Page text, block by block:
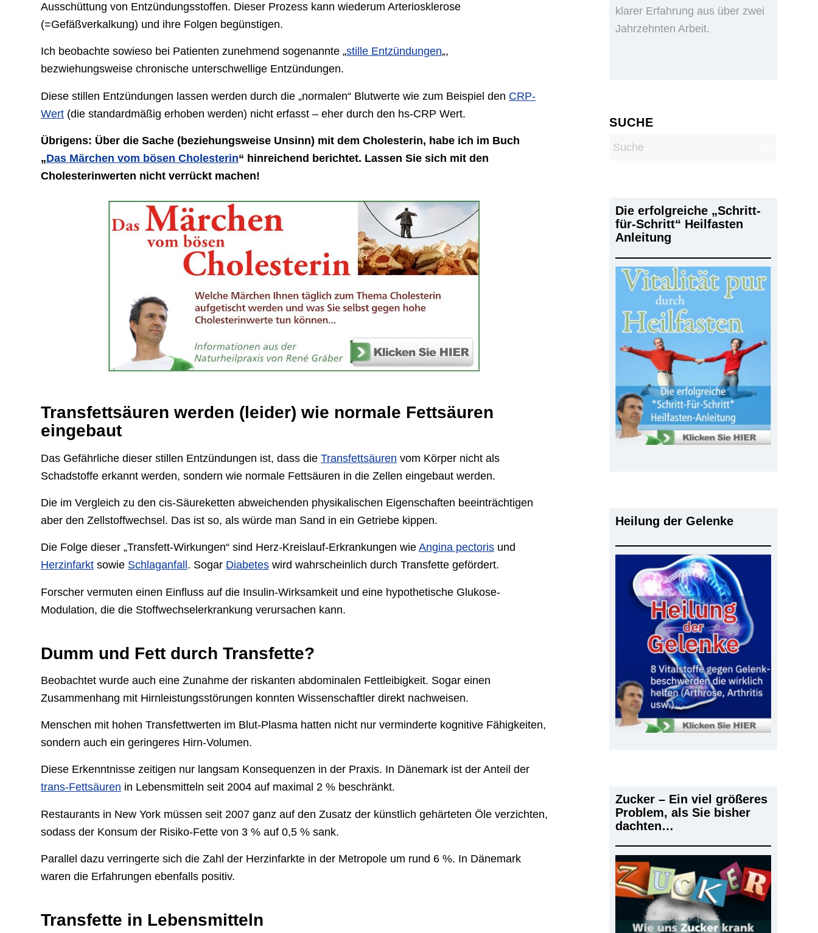
Ausschüttung von Entzündungsstoffen. Dieser Prozess kann wiederum Arteriosklerose
(=Gefäßverkalkung) und ihre Folgen begünstigen.
Ich beobachte sowieso bei Patienten zunehmend sogenannte „stille Entzündungen„,
bezwiehungsweise chronische unterschwellige Entzündungen.
Diese stillen Entzündungen lassen werden durch die „normalen“ Blutwerte wie zum Beispiel den CRP-
Wert (die standardmäßig erhoben werden) nicht erfasst – eher durch den hs-CRP Wert.
Übrigens: Über die Sache (beziehungsweise Unsinn) mit dem Cholesterin, habe ich im Buch
„Das Märchen vom bösen Cholesterin“ hinreichend berichtet. Lassen Sie sich mit den
Cholesterinwerten nicht verrückt machen!
Transfettsäuren werden (leider) wie normale Fettsäuren
eingebaut
Das Gefährliche dieser stillen Entzündungen ist, dass die Transfettsäuren vom Körper nicht als
Schadstoffe erkannt werden, sondern wie normale Fettsäuren in die Zellen eingebaut werden.
Die im Vergleich zu den cis-Säureketten abweichenden physikalischen Eigenschaften beeinträchtigen
aber den Zellstoffwechsel. Das ist so, als würde man Sand in ein Getriebe kippen.
Die Folge dieser „Transfett-Wirkungen“ sind Herz-Kreislauf-Erkrankungen wie Angina pectoris und
Herzinfarkt sowie Schlaganfall . Sogar Diabetes wird wahrscheinlich durch Transfette gefördert.
Forscher vermuten einen Einfluss auf die Insulin-Wirksamkeit und eine hypothetische Glukose-
Modulation, die die Stoffwechselerkrankung verursachen kann.
Dumm und Fett durch Transfette?
Beobachtet wurde auch eine Zunahme der riskanten abdominalen Fettleibigkeit. Sogar einen
Zusammenhang mit Hirnleistungsstörungen konnten Wissenschaftler direkt nachweisen.
Menschen mit hohen Transfettwerten im Blut-Plasma hatten nicht nur verminderte kognitive Fähigkeiten,
sondern auch ein geringeres Hirn-Volumen.
Diese Erkenntnisse zeitigen nur langsam Konsequenzen in der Praxis. In Dänemark ist der Anteil der
trans-Fettsäuren in Lebensmitteln seit 2004 auf maximal 2 % beschränkt.
Restaurants in New York müssen seit 2007 ganz auf den Zusatz der künstlich gehärteten Öle verzichten,
sodass der Konsum der Risiko-Fette von 3 % auf 0,5 % sank.
Parallel dazu verringerte sich die Zahl der Herzinfarkte in der Metropole um rund 6 %. In Dänemark
waren die Erfahrungen ebenfalls positiv.
Transfette in Lebensmitteln
klarer Erfahrung aus über zwei
Jahrzehnten Arbeit.
SUCHE
Die erfolgreiche „Schritt-
für-Schritt“ Heilfasten
Anleitung
Heilung der Gelenke
Zucker – Ein viel größeres
Problem, als Sie bisher
dachten…